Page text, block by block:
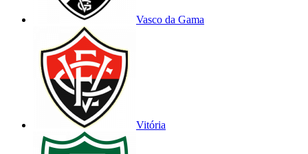
Vasco da Gama
Vitória